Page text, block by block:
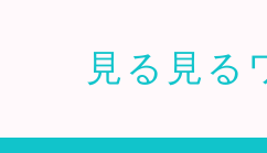
見る見る